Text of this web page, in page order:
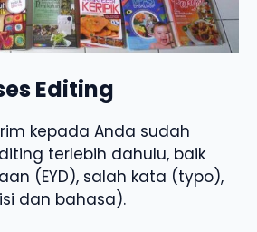
Editing
kepada Anda sudah
terlebih dahulu, baik
(EYD), salah kata (typo),
dan bahasa).